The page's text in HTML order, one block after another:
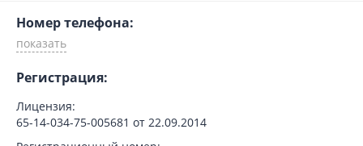
Номер телефона:
Регистрация:
Лицензия:
65-14-034-75-005681 от 22.09.2014